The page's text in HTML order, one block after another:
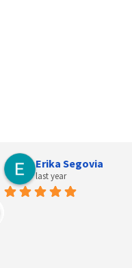
Erika Segovia
last year